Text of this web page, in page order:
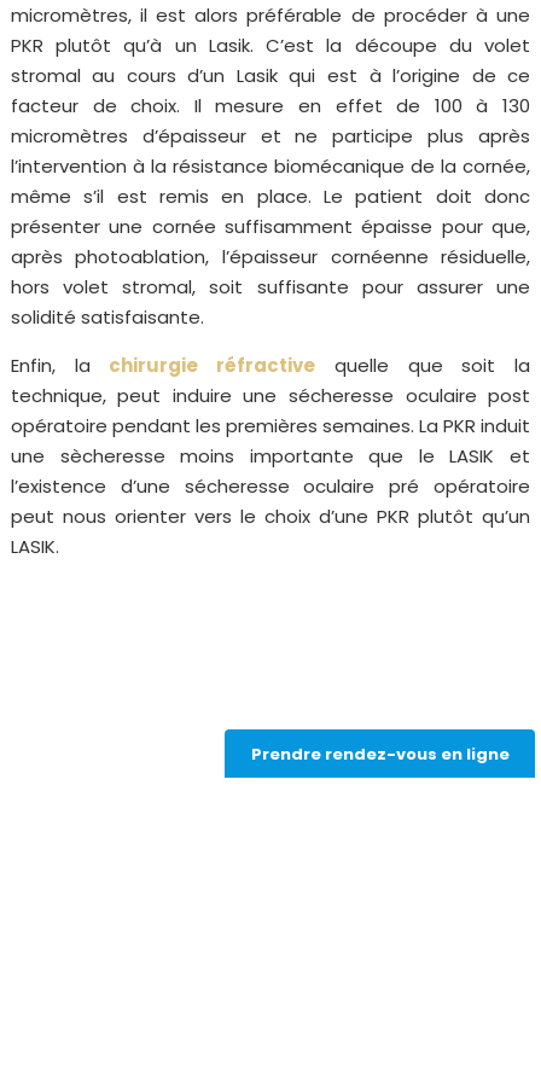
micromètres, il est alors préférable de procéder à une
PKR plutôt qu’à un Lasik. C’est la découpe du volet
stromal au cours d’un Lasik qui est à l’origine de ce
facteur de choix. Il mesure en effet de 100 à 130
micromètres d’épaisseur et ne participe plus après
l’intervention à la résistance biomécanique de la cornée,
même s’il est remis en place. Le patient doit donc
présenter une cornée suffisamment épaisse pour que,
après photoablation, l’épaisseur cornéenne résiduelle,
hors volet stromal, soit suffisante pour assurer une
solidité satisfaisante.
Enfin, la chirurgie réfractive quelle que soit la
technique, peut induire une sécheresse oculaire post
opératoire pendant les premières semaines. La PKR induit
une sècheresse moins importante que le LASIK et
l’existence d’une sécheresse oculaire pré opératoire
peut nous orienter vers le choix d’une PKR plutôt qu’un
LASIK.
Prendre rendez-vous en ligne